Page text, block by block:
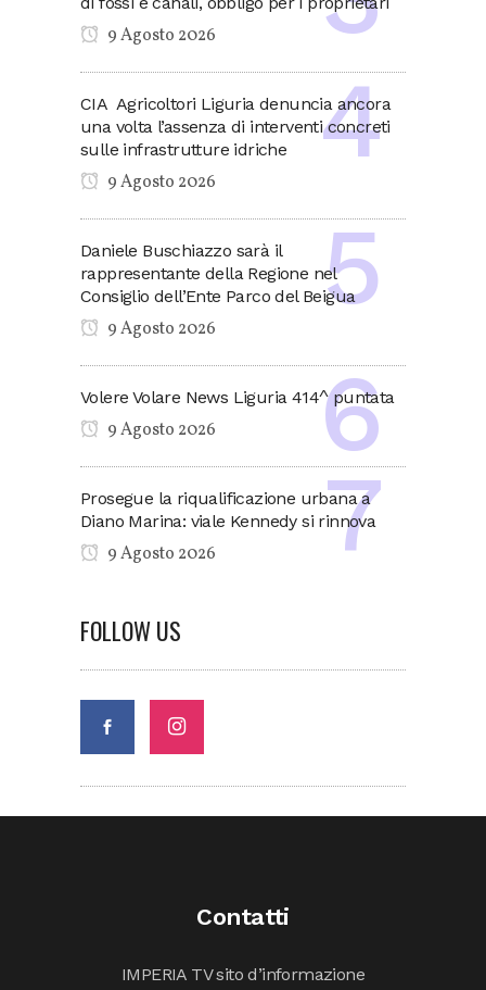
9 Agosto 2026
CIA Agricoltori Liguria denuncia ancora
una volta l’assenza di interventi concreti
sulle infrastrutture idriche
9 Agosto 2026
Daniele Buschiazzo sarà il
rappresentante della Regione nel
Consiglio dell’Ente Parco del Beigua
9 Agosto 2026
Volere Volare News Liguria 414^ puntata
9 Agosto 2026
Prosegue la riqualificazione urbana a
Diano Marina: viale Kennedy si rinnova
9 Agosto 2026
FOLLOW US
Contatti
IMPERIA TV sito d’informazione